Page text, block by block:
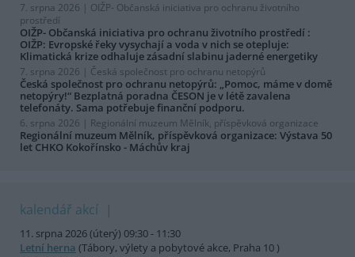
7. srpna 2026 | OIŽP- Občanská iniciativa pro ochranu životního
prostředí
OIŽP- Občanská iniciativa pro ochranu životního prostředí :
OIŽP: Evropské řeky vysychají a voda v nich se otepluje:
Klimatická krize odhaluje zásadní slabinu jaderné energetiky
7. srpna 2026 | Česká společnost pro ochranu netopýrů
Česká společnost pro ochranu netopýrů: „Pomoc, máme v domě
netopýry!“ Bezplatná poradna ČESON je v létě zavalena
telefonáty. Sama potřebuje finanční podporu.
6. srpna 2026 | Regionální muzeum Mělník, příspěvková organizace
Regionální muzeum Mělník, příspěvková organizace: Výstava 50
let CHKO Kokořínsko - Máchův kraj
kalendář akcí
11. srpna 2026 (úterý) 09:30 - 11:30
Letní herna (Tábory, výlety a pobytové akce, Praha 10 )